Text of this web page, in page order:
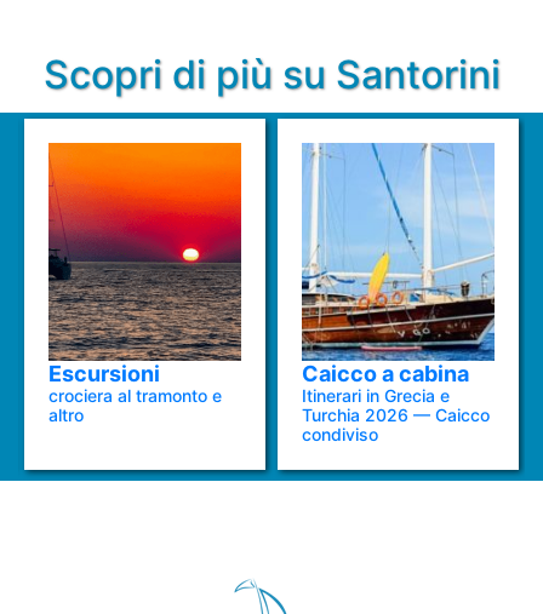
Scopri di più su Santorini
Escursioni
crociera al tramonto e
altro
Caicco a cabina
Itinerari in Grecia e
Turchia 2026 — Caicco
condiviso